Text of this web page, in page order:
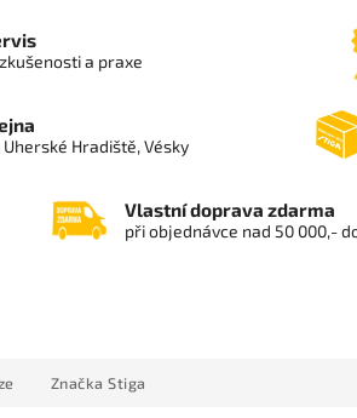
a praxe
Hradiště, Vésky
Vlastní doprava zdarma
při objednávce nad 50 000,-
Značka Stiga